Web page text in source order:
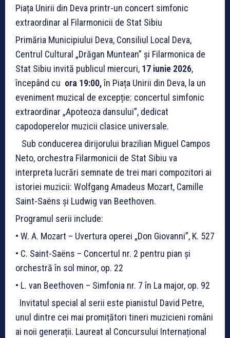
Piața Unirii din Deva printr-un concert simfonic
extraordinar al Filarmonicii de Stat Sibiu
Primăria Municipiului Deva, Consiliul Local Deva,
Centrul Cultural „Drăgan Muntean” și Filarmonica de
Stat Sibiu invită publicul miercuri, 17 iunie 2026,
începând cu ora 19:00,în Piața Unirii din Deva, la un
eveniment muzical de excepție: concertul simfonic
extraordinar „Apoteoza dansului”, dedicat
capodoperelor muzicii clasice universale.
Sub conducerea dirijorului brazilian Miguel Campos
Neto, orchestra Filarmonicii de Stat Sibiu va
interpreta lucrări semnate de trei mari compozitori ai
istoriei muzicii: Wolfgang Amadeus Mozart, Camille
Saint-Saëns și Ludwig van Beethoven.
Programul serii include:
• W. A. Mozart – Uvertura operei „Don Giovanni”, K. 527
• C. Saint-Saëns – Concertul nr. 2 pentru pian și
orchestră în sol minor, op. 22
• L. van Beethoven – Simfonia nr. 7 în La major, op. 92
Invitatul special al serii este pianistul David Petre,
unul dintre cei mai promițători tineri muzicieni români
ai noii generații. Laureat al Concursului Internațional